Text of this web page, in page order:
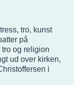
tro, kunst
på
og religion
ud over kirken,
i